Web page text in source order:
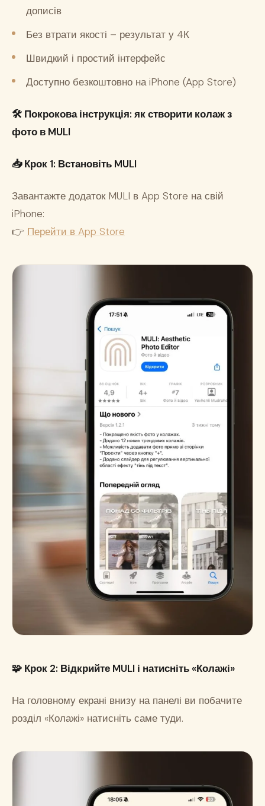
дописів
Без втрати якості – результат у 4К
Швидкий і простий інтерфейс
Доступно безкоштовно на iPhone (App Store)
🛠 Покрокова інструкція: як створити колаж з
фото в MULI
📥 Крок 1: Встановіть MULI
Завантажте додаток MULI в App Store на свій
iPhone:
👉 Перейти в App Store
🧩 Крок 2: Відкрийте MULI і натисніть «Колажі»
На головному екрані внизу на панелі ви побачите
розділ «Колажі» натисніть саме туди.